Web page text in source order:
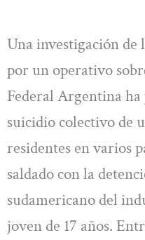
Una investigación
por un operativo
Federal Argentina
suicidio colectivo de
residentes en varios
saldado con la
sudamericano del
joven de 17 años.